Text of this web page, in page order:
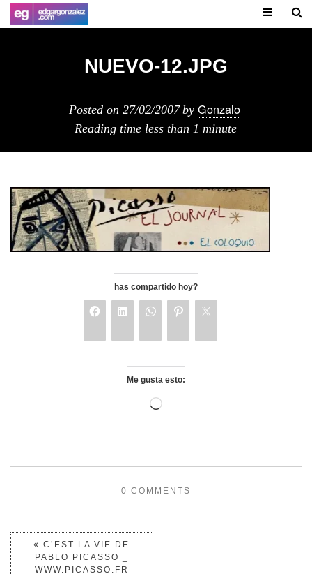
NUEVO-12.JPG
Posted on 27/02/2007 by Gonzalo
Reading time less than 1 minute
has compartido hoy?
Me gusta esto:
0 COMMENTS
C’EST LA VIE DE
PABLO PICASSO _
WWW.PICASSO.FR